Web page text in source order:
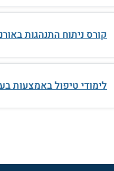
קורס ניתוח התנהגות
לימודי טיפול באמצעות